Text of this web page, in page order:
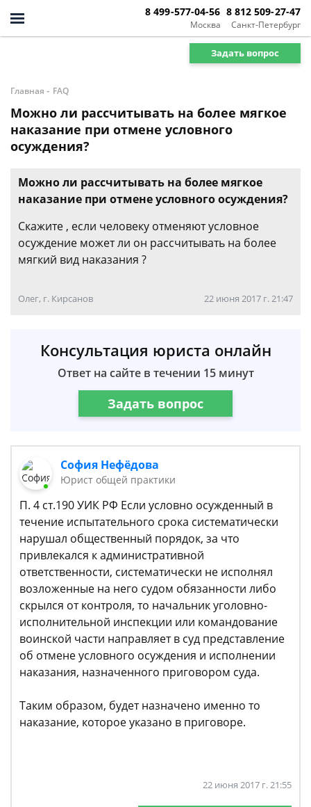
Москва
8 499-577-04-56
Санкт-Петербург
8 812 509-27-47
Задать вопрос
Главная - FAQ
Можно ли рассчитывать на более мягкое
наказание при отмене условного
осуждения?
Можно ли рассчитывать на более мягкое
наказание при отмене условного осуждения?
Скажите , если человеку отменяют условное
осуждение может ли он рассчитывать на более
мягкий вид наказания ?
Олег, г. Кирсанов 22 июня 2017 г. 21:47
Консультация юриста онлайн
Ответ на сайте в течении 15 минут
Задать вопрос
София Нефёдова
Юрист общей практики
П. 4 ст.190 УИК РФ Если условно осужденный в
течение испытательного срока систематически
нарушал общественный порядок, за что
привлекался к административной
ответственности, систематически не исполнял
возложенные на него судом обязанности либо
скрылся от контроля, то начальник уголовно-
исполнительной инспекции или командование
воинской части направляет в суд представление
об отмене условного осуждения и исполнении
наказания, назначенного приговором суда.
Таким образом, будет назначено именно то
наказание, которое указано в приговоре.
22 июня 2017 г. 21:55